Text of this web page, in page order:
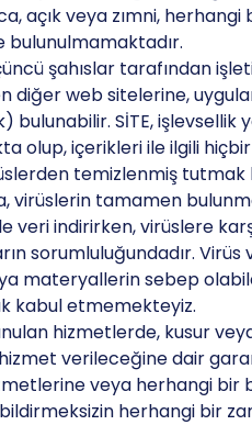
açık veya zımni,
şahıslar tarafından
diğer web sitelerine,
bulunabilir. SİTE, işlevsellik
olup, içerikleri ile ilgili
temizlenmiş
virüslerin tamamen
veri indirirken, virüslere
sorumluluğundadır.
materyallerin sebep
kabul etmemekteyiz.
hizmetlerde, kusur
verileceğine dair
veya herhangi bir
herhangi bir